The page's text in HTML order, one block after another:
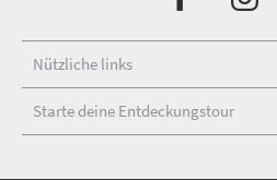
Nützliche links
Starte deine Entdeckungstour